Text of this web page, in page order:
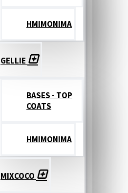
ΗΜΙΜΟΝΙΜΑ
GELLIE
BASES - TOP
COATS
ΗΜΙΜΟΝΙΜΑ
MIXCOCO